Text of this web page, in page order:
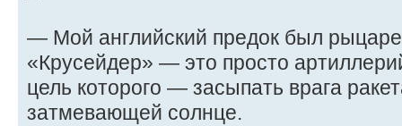
— Мой английский предок был
«Крусейдер» — это просто
цель которого — засыпать врага
затмевающей солнце.